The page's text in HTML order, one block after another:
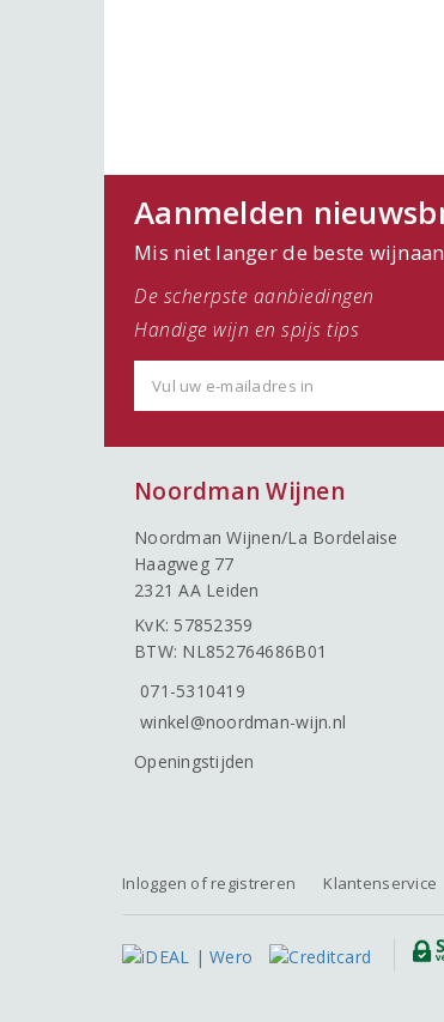
Aanmelden
Mis niet langer de beste
De scherpste aanbiedingen
Handige wijn en spijs tips
Noordman Wijnen
Noordman Wijnen/La Bordelaise
Haagweg 77
2321 AA Leiden
KvK: 57852359
BTW: NL852764686B01
071-5310419
winkel@noordman-wijn.nl
Openingstijden
Inloggen of registreren Klantenservice